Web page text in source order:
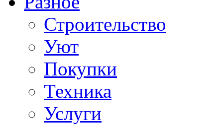
Строительство
Уют
Покупки
Техника
Услуги